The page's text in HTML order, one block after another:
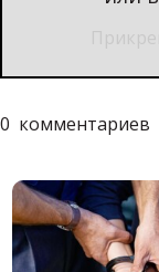
0 комментариев